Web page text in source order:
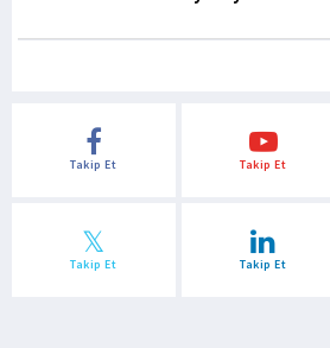
Takip Et Takip Et
Takip Et Takip Et